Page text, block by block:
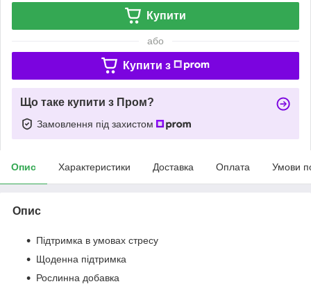
Купити
або
Купити з
Що таке купити з Пром?
Замовлення під захистом
Опис Характеристики Доставка Оплата Умови
Опис
Підтримка в умовах стресу
Щоденна підтримка
Рослинна добавка